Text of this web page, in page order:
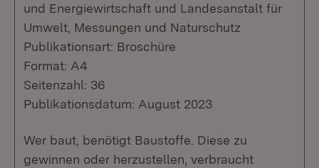
und Energiewirtschaft und Landesanstalt für
Umwelt, Messungen und Naturschutz
Publikationsart: Broschüre
Format: A4
Seitenzahl: 36
Publikationsdatum: August 2023
Wer baut, benötigt Baustoffe. Diese zu
gewinnen oder herzustellen, verbraucht